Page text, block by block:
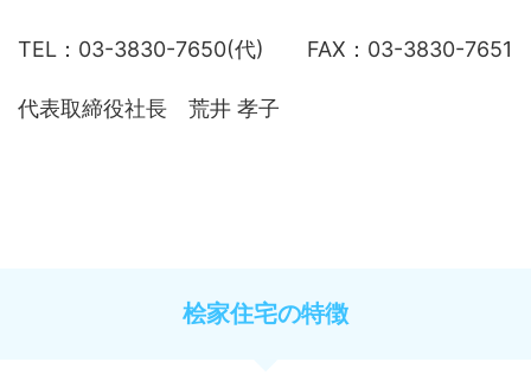
TEL：03-3830-7650(代) FAX：03-3830-7651
代表取締役社長 荒井 孝子
桧家住宅の特徴